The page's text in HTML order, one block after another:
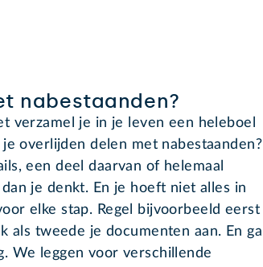
nabestaanden?
verzamel je in je leven een heleboel
overlijden delen met nabestaanden?
een deel daarvan of helemaal
je denkt. En je hoeft niet alles in
elke stap. Regel bijvoorbeeld eerst
als tweede je documenten aan. En ga
We leggen voor verschillende